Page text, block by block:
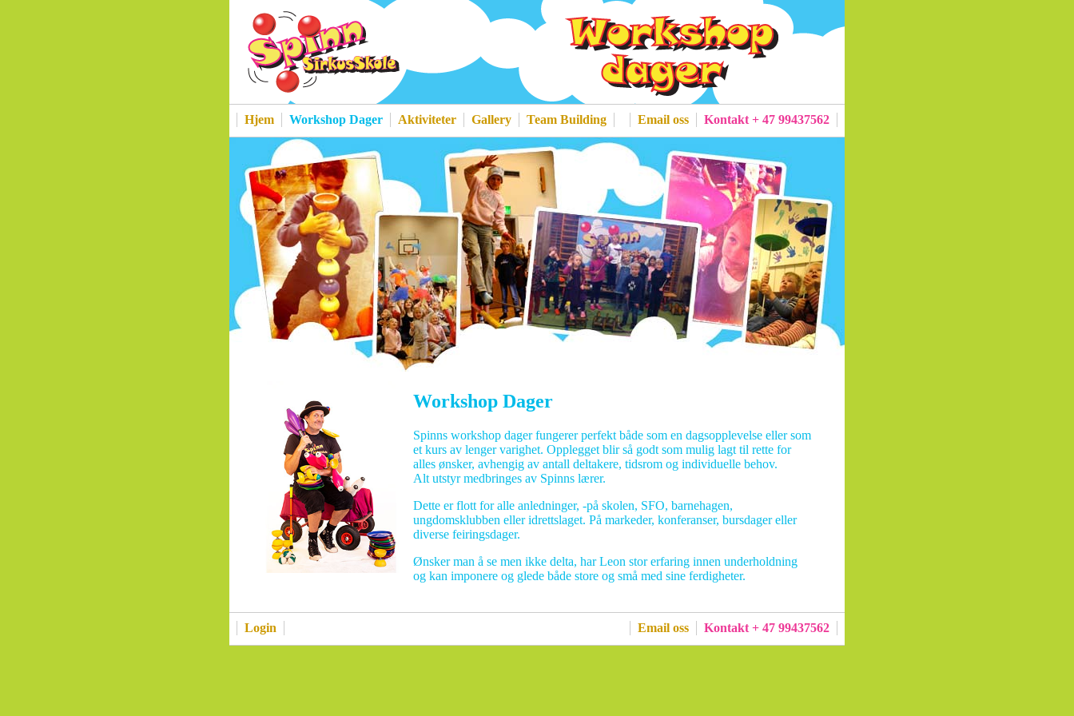
Hjem Workshop Dager Aktiviteter Gallery Team Building Email oss Kontakt + 47 99437562
Workshop Dager
Spinns workshop dager fungerer perfekt både som en dagsopplevelse eller som
et kurs av lenger varighet. Opplegget blir så godt som mulig lagt til rette for
alles ønsker, avhengig av antall deltakere, tidsrom og individuelle behov.
Alt utstyr medbringes av Spinns lærer.
Dette er flott for alle anledninger, -på skolen, SFO, barnehagen,
ungdomsklubben eller idrettslaget. På markeder, konferanser, bursdager eller
diverse feiringsdager.
Ønsker man å se men ikke delta, har Leon stor erfaring innen underholdning
og kan imponere og glede både store og små med sine ferdigheter.
Login Email oss Kontakt + 47 99437562